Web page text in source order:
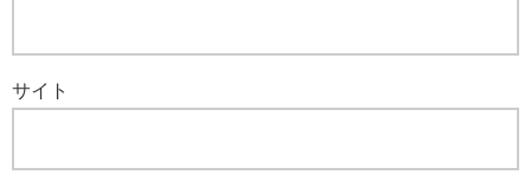
サイト